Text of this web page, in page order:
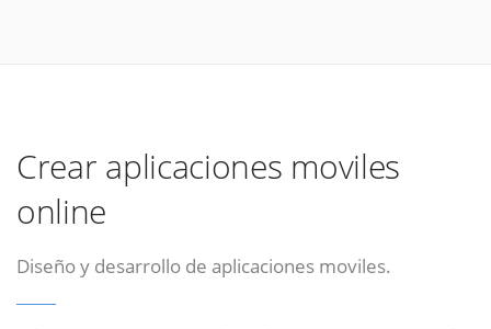
Crear aplicaciones moviles
online
Diseño y desarrollo de aplicaciones moviles.